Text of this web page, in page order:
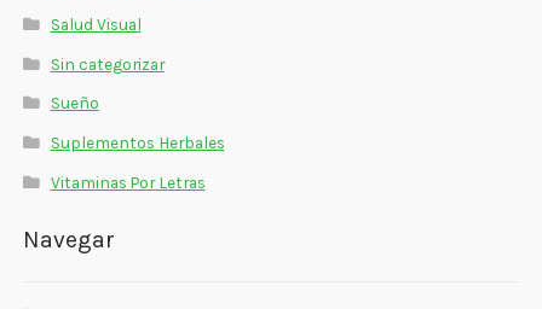
Salud Visual
Sin categorizar
Sueño
Suplementos Herbales
Vitaminas Por Letras
Navegar